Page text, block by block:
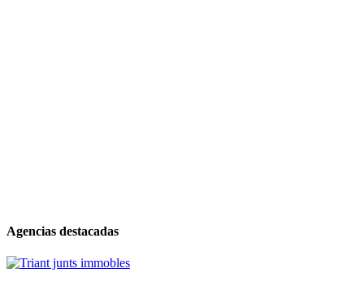
Agencias destacadas